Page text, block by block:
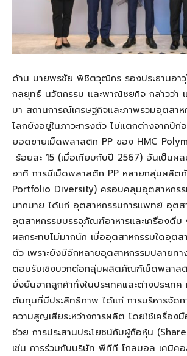
ด้าน นายพรชัย พิชิตวุฒิกร รองประธานอา
กลยุทธ์ นวัตกรรม และพาณิชยกิจ กล่าวว่า
มา สถานการณ์เศรษฐกิจและภาพรวมอุตสาห
โลกยังอยู่ในภาวะทรงตัว ไม่แตกต่างจากปี
ยอดขายเม็ดพลาสติก PP ของ HMC
ร้อยละ 15 (เมื่อเทียบกับปี 2567) อันเป็นผ
อาทิ การมีเม็ดพลาสติก PP หลายกลุ่มผลิ
Portfolio Diversity) ครอบคลุมอุตสาหกร
มากมาย ได้แก่ อุตสาหกรรมการแพทย์ อุต
อุตสาหกรรมบรรจุภัณฑ์อาหารและเครื่องดื่ม
ผลกระทบไม่มากนัก เมื่ออุตสาหกรรมใดอุตส
ตัว เพราะยังมีอีกหลายอุตสาหกรรมปลายทา
ตอบรับเชิงบวกต่อกลุ่มผลิตภัณฑ์เม็ดพลาส
ยั่งยืนจากลูกค้าทั้งในประเทศและต่างประเท
ต้นทุนที่มีประสิทธิภาพ ได้แก่ การบริหารจัด
ความสูญเสียระหว่างการผลิต โดยใช้เครื่อง
ช่วย การประสานประโยชน์กับผู้ถือหุ้น
เช่น การร่วมกับบริษัท พีทีที โกลบอล เคมิค